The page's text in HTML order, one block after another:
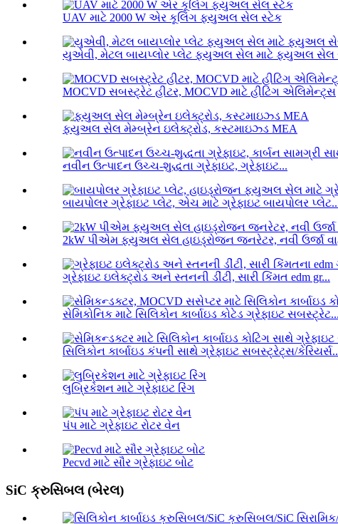
UAV માટે 2000 W એર કૂલિંગ ફ્યુઅલ સેલ સ્ટેક
યુએવી, મેટલ બાયપ્લોર પ્લેટ ફ્યુઅલ સેલ માટે ફ્યુઅલ સેલ
MOCVD સબસ્ટ્રેટ હીટર, MOCVD માટે હીટિંગ એલિમેન્ટ્સ
ફ્યુઅલ સેલ મેમ્બ્રેન ઇલેક્ટ્રોડ, કસ્ટમાઇઝ્ડ MEA
નવીન ઉત્પાદન ઉચ્ચ-શુદ્ધતા ગ્રેફાઇટ, ગ્રેફાઇટ...
બાયપોલર ગ્રેફાઇટ પ્લેટ, એચ માટે ગ્રેફાઇટ બાયપોલર
2kW પીએમ ફ્યુઅલ સેલ હાઇડ્રોજન જનરેટર, નવી ઉર્જા
ગ્રેફાઇટ ઇલેક્ટ્રોડ અને સ્તનની ડીંટી, સારી કિંમત edm gr...
સેમિકોનિક માટે સિલિકોન કાર્બાઇડ કોટેડ ગ્રેફાઇટ સબસ્ટ્રેટ...
સિલિકોન કાર્બાઇડ કંપની સાથે ગ્રેફાઇટ સબસ્ટ્રેટ્સ/
લુબ્રિકેશન માટે ગ્રેફાઇટ રિંગ
પંપ માટે ગ્રેફાઇટ રોટર વેન
Pecvd માટે સૌર ગ્રેફાઇટ બોટ
SiC ક્રુસિબલ (બેરલ)